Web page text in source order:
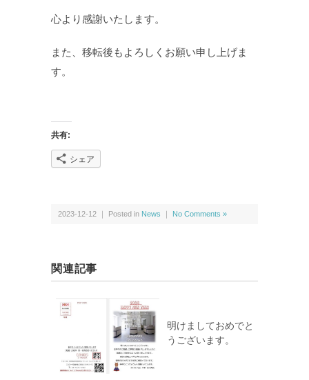
心より感謝いたします。
また、移転後もよろしくお願い申し上げま
す。
共有:
シェア
2023-12-12 ｜ Posted in News No Comments »
関連記事
明けましておめでと
うございます。